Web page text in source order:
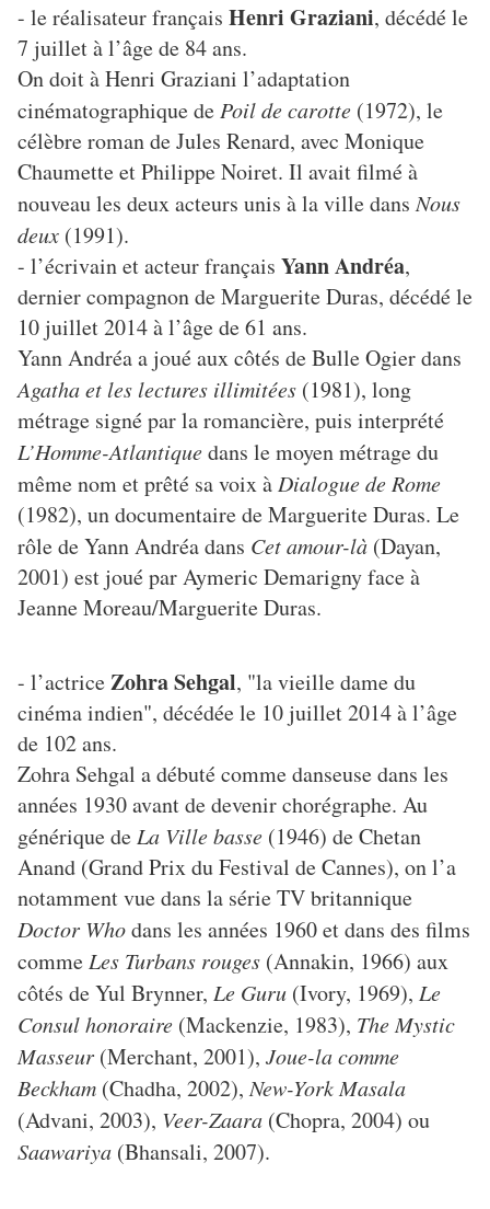
- le réalisateur français Henri Graziani, décédé le
7 juillet à l’âge de 84 ans.
On doit à Henri Graziani l’adaptation
cinématographique de Poil de carotte (1972), le
célèbre roman de Jules Renard, avec Monique
Chaumette et Philippe Noiret. Il avait filmé à
nouveau les deux acteurs unis à la ville dansNous
deux (1991).
- l’écrivain et acteur français Yann Andréa,
dernier compagnon de Marguerite Duras, décédé le
10 juillet 2014 à l’âge de 61 ans.
Yann Andréa a joué aux côtés de Bulle Ogier dans
Agatha et les lectures illimitées (1981), long
métrage signé par la romancière, puis interprété
L’Homme-Atlantiquedans le moyen métrage du
même nom et prêté sa voix à Dialogue de Rome
(1982), un documentaire de Marguerite Duras. Le
rôle de Yann Andréa dans Cet amour-là (Dayan,
2001) est joué par Aymeric Demarigny face à
Jeanne Moreau/Marguerite Duras.
- l’actriceZohra Sehgal, "la vieille dame du
cinéma indien", décédée le 10 juillet 2014 à l’âge
de 102 ans.
Zohra Sehgal a débuté comme danseuse dans les
années 1930 avant de devenir chorégraphe. Au
générique de La Ville basse (1946) de Chetan
Anand (Grand Prix du Festival de Cannes), on l’a
notamment vue dans la série TV britannique
Doctor Whodans les années 1960 et dans des films
comme Les Turbans rouges (Annakin, 1966) aux
côtés de Yul Brynner, Le Guru (Ivory, 1969), Le
Consul honoraire (Mackenzie, 1983), The Mystic
Masseur (Merchant, 2001), Joue-la comme
Beckham (Chadha, 2002),New-York Masala
(Advani, 2003), Veer-Zaara (Chopra, 2004) ou
Saawariya (Bhansali, 2007).